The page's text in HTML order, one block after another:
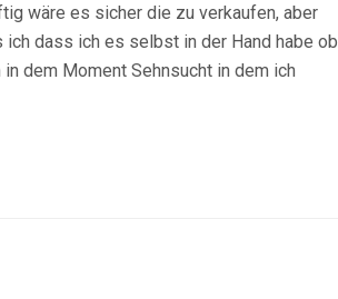
wäre es sicher die zu verkaufen, aber
dass ich es selbst in der Hand habe ob
dem Moment Sehnsucht in dem ich